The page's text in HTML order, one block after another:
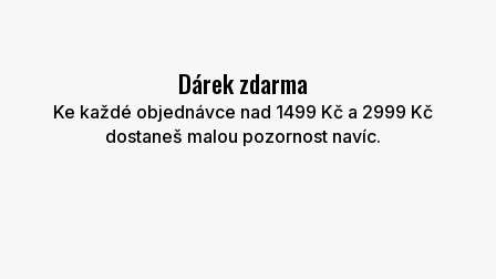
Dárek zdarma
Ke každé objednávce nad 1499 Kč a 2999 Kč
dostaneš malou pozornost navíc.